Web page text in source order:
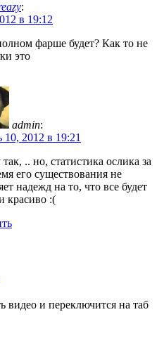
:
в 19:12
фарше будет? Как то не
это
admin:
10, 2012 в 19:21
.. но, статистика ослика за
его существования не
надежд на то, что все будет
красиво :(
видео и переключится на таб